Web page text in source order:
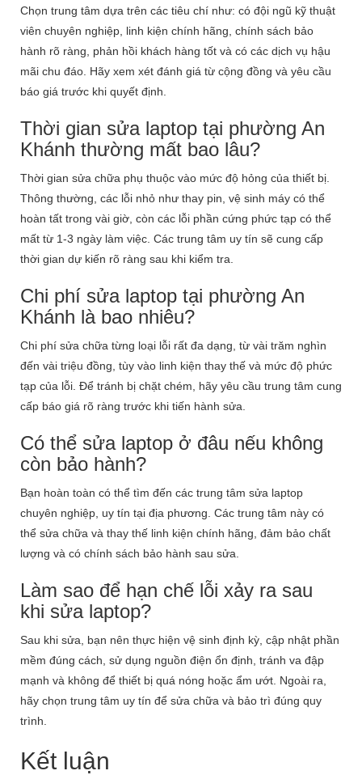
Chọn trung tâm dựa trên các tiêu chí như: có đội ngũ kỹ thuật
viên chuyên nghiệp, linh kiện chính hãng, chính sách bảo
hành rõ ràng, phản hồi khách hàng tốt và có các dịch vụ hậu
mãi chu đáo. Hãy xem xét đánh giá từ cộng đồng và yêu cầu
báo giá trước khi quyết định.
Thời gian sửa laptop tại phường An
Khánh thường mất bao lâu?
Thời gian sửa chữa phụ thuộc vào mức độ hỏng của thiết bị.
Thông thường, các lỗi nhỏ như thay pin, vệ sinh máy có thể
hoàn tất trong vài giờ, còn các lỗi phần cứng phức tạp có thể
mất từ 1-3 ngày làm việc. Các trung tâm uy tín sẽ cung cấp
thời gian dự kiến rõ ràng sau khi kiểm tra.
Chi phí sửa laptop tại phường An
Khánh là bao nhiêu?
Chi phí sửa chữa từng loại lỗi rất đa dạng, từ vài trăm nghìn
đến vài triệu đồng, tùy vào linh kiện thay thế và mức độ phức
tạp của lỗi. Để tránh bị chặt chém, hãy yêu cầu trung tâm cung
cấp báo giá rõ ràng trước khi tiến hành sửa.
Có thể sửa laptop ở đâu nếu không
còn bảo hành?
Bạn hoàn toàn có thể tìm đến các trung tâm sửa laptop
chuyên nghiệp, uy tín tại địa phương. Các trung tâm này có
thể sửa chữa và thay thế linh kiện chính hãng, đảm bảo chất
lượng và có chính sách bảo hành sau sửa.
Làm sao để hạn chế lỗi xảy ra sau
khi sửa laptop?
Sau khi sửa, bạn nên thực hiện vệ sinh định kỳ, cập nhật phần
mềm đúng cách, sử dụng nguồn điện ổn định, tránh va đập
mạnh và không để thiết bị quá nóng hoặc ẩm ướt. Ngoài ra,
hãy chọn trung tâm uy tín để sửa chữa và bảo trì đúng quy
trình.
Kết luận